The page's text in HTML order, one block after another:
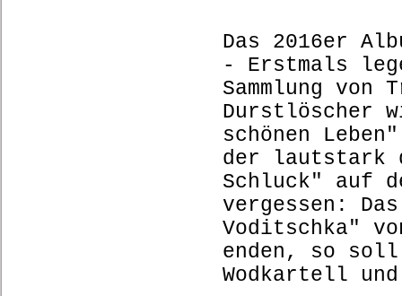
Das 2016er
- Erstmals
Sammlung
Durstlöscher
schönen
der lautstark
Schluck" auf
vergessen:
Voditschka"
enden, so soll
Wodkartell und